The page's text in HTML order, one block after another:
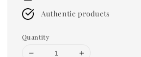
Authentic products
Quantity